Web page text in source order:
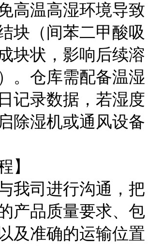
高温高湿环境导致
块（间苯二甲酸吸
块状，影响后续溶
。仓库需配备温湿
记录数据，若湿度
除湿机或通风设备
】
我司进行沟通，把
产品质量要求、包
及准确的运输位置